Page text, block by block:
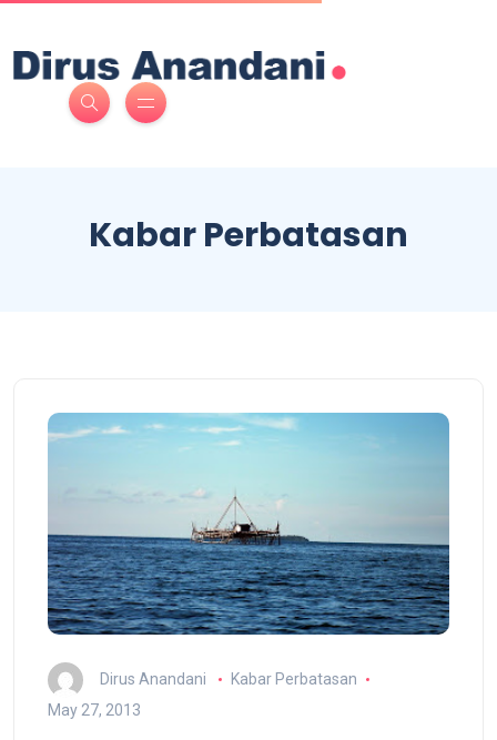
Kabar Perbatasan
Dirus Anandani
Kabar Perbatasan
May 27, 2013